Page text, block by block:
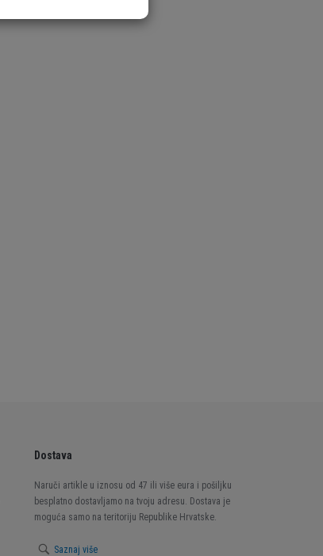
Dostava
Naruči artikle u iznosu od 47 ili više eura i pošiljku
besplatno dostavljamo na tvoju adresu. Dostava je
moguća samo na teritoriju Republike Hrvatske.
Saznaj više